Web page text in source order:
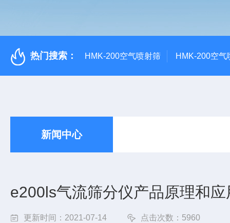
热门搜索： HMK-200空气喷射筛 HMK-200空气
新闻中心
e200ls气流筛分仪产品原理和应
更新时间：2021-07-14 点击次数：5960